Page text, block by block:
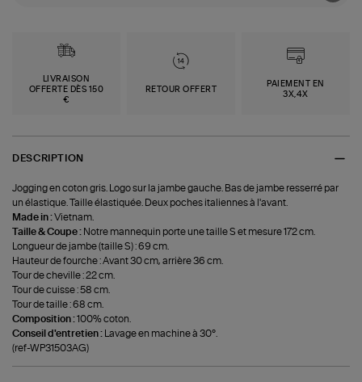
LIVRAISON
OFFERTE DÈS 150
€
RETOUR OFFERT
PAIEMENT EN
3X,4X
DESCRIPTION
Jogging en coton gris. Logo sur la jambe gauche. Bas de jambe resserré par
un élastique. Taille élastiquée. Deux poches italiennes à l'avant.
Made in :Vietnam.
Taille & Coupe : Notre mannequin porte une taille S et mesure 172 cm.
Longueur de jambe (taille S) : 69 cm.
Hauteur de fourche : Avant 30 cm, arrière 36 cm.
Tour de cheville : 22 cm.
Tour de cuisse : 58 cm.
Tour de taille : 68 cm.
Composition :100% coton.
Conseil d'entretien :
Lavage en machine à 30°.
(ref-WP31503AG)